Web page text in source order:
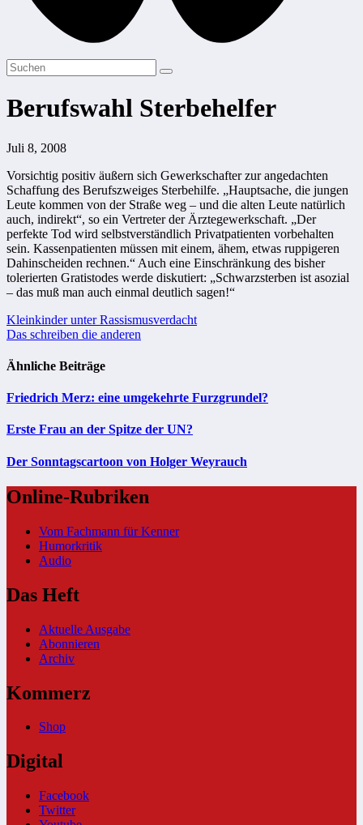
Berufswahl Sterbehelfer
Juli 8, 2008
Vorsichtig positiv äußern sich Gewerkschafter zur angedachten
Schaffung des Berufszweiges Sterbehilfe. „Hauptsache, die jungen
Leute kommen von der Straße weg – und die alten Leute natürlich
auch, indirekt“, so ein Vertreter der Ärztegewerkschaft. „Der
perfekte Tod wird selbstverständlich Privatpatienten vorbehalten
sein. Kassenpatienten müssen mit einem, ähem, etwas ruppigeren
Dahinscheiden rechnen.“ Auch eine Einschränkung des bisher
tolerierten Gratistodes werde diskutiert: „Schwarzsterben ist asozial
– das muß man auch einmal deutlich sagen!“
Beitragsnavigation
Kleinkinder unter Rassismusverdacht
Das schreiben die anderen
Ähnliche Beiträge
Friedrich Merz: eine umgekehrte Furzgrundel?
Erste Frau an der Spitze der UN?
Der Sonntagscartoon von Holger Weyrauch
Online-Rubriken
Vom Fachmann für Kenner
Humorkritik
Audio
Das Heft
Aktuelle Ausgabe
Abonnieren
Archiv
Kommerz
Shop
Digital
Facebook
Twitter